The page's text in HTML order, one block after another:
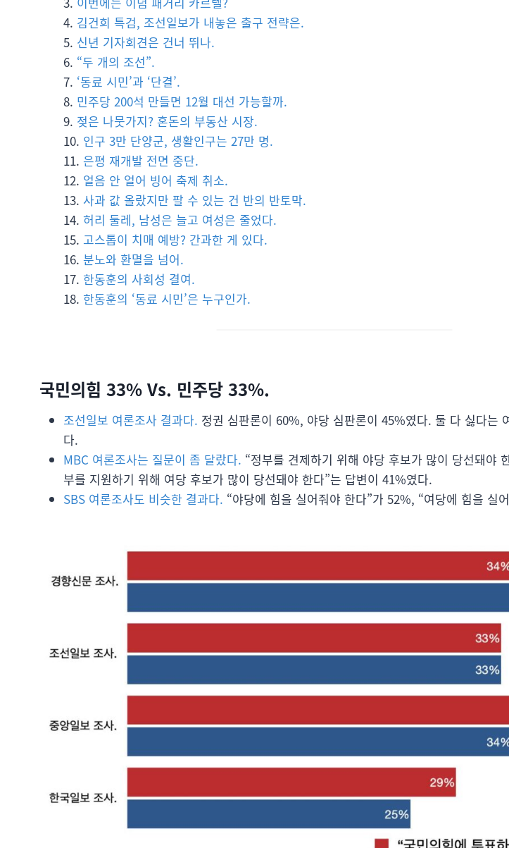
김건희 특검, 조선일보가 내놓은 출구 전략은.
신년 기자회견은 건너 뛰나.
“두 개의 조선”.
‘동료 시민’과 ‘단결’.
민주당 200석 만들면 12월 대선 가능할까.
젖은 나뭇가지? 혼돈의 부동산 시장.
인구 3만 단양군, 생활인구는 27만 명.
은평 재개발 전면 중단.
얼음 안 얼어 빙어 축제 취소.
사과 값 올랐지만 팔 수 있는 건 반의 반토막.
허리 둘레, 남성은 늘고 여성은 줄었다.
고스톱이 치매 예방? 간과한 게 있다.
분노와 환멸을 넘어.
한동훈의 사회성 결여.
한동훈의 ‘동료 시민’은 누구인가.
국민의힘 33% Vs. 민주당 33%.
조선일보 여론조사 결과다. 정권 심판론이 60%, 야당 심판론이 45%였다. 둘 다 싫다는
다.
MBC 여론조사는 질문이 좀 달랐다. “정부를 견제하기 위해 야당 후보가 많이 당선돼야
부를 지원하기 위해 여당 후보가 많이 당선돼야 한다”는 답변이 41%였다.
SBS 여론조사도 비슷한 결과다. “야당에 힘을 실어줘야 한다”가 52%, “여당에 힘을 실